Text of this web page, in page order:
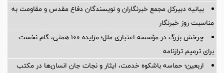
بیانیه دبیرکل مجمع خبرنگاران و نویسندگان دفاع مقدس و مقاومت به
مناسبت روز خبرنگار
چرخش بزرگ در مؤسسه اعتباری ملل؛ مزایده ۱۰۰ همتی، گام نخست
برای ترمیم ترازنامه
اربعین؛ حماسه باشکوه خدمت، ایثار و نجات جان انسان‌ها در مکتب